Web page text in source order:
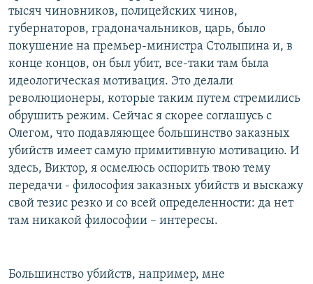
тысяч чиновников, полицейских чинов,
губернаторов, градоначальников, царь, было
покушение на премьер-министра Столыпина и, в
конце концов, он был убит, все-таки там была
идеологическая мотивация. Это делали
революционеры, которые таким путем стремились
обрушить режим. Сейчас я скорее соглашусь с
Олегом, что подавляющее большинство заказных
убийств имеет самую примитивную мотивацию. И
здесь, Виктор, я осмелюсь оспорить твою тему
передачи - философия заказных убийств и выскажу
свой тезис резко и со всей определенности: да нет
там никакой философии – интересы.
Большинство убийств, например, мне